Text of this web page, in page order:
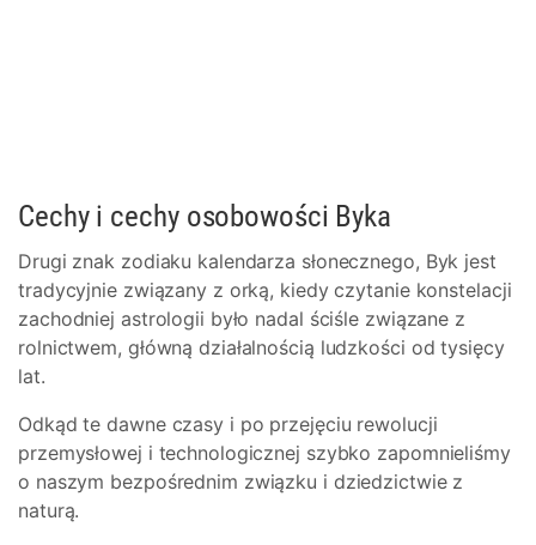
Cechy i cechy osobowości Byka
Drugi znak zodiaku kalendarza słonecznego, Byk jest
tradycyjnie związany z orką, kiedy czytanie konstelacji
zachodniej astrologii było nadal ściśle związane z
rolnictwem, główną działalnością ludzkości od tysięcy
lat.
Odkąd te dawne czasy i po przejęciu rewolucji
przemysłowej i technologicznej szybko zapomnieliśmy
o naszym bezpośrednim związku i dziedzictwie z
naturą.